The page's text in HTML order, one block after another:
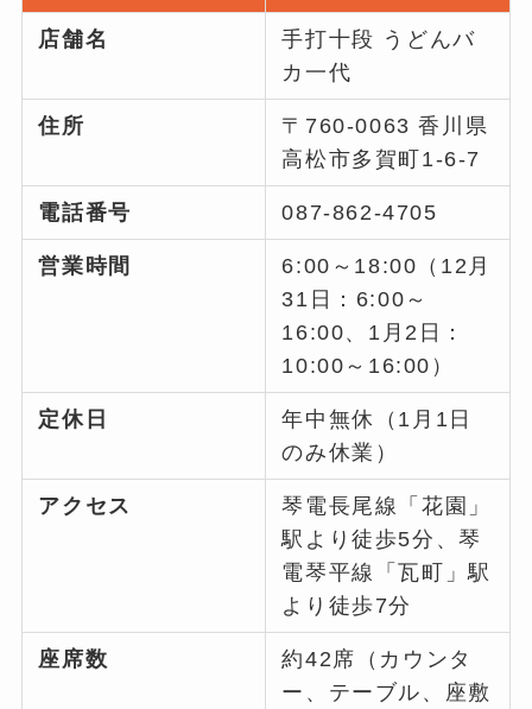
店舗名
手打十段 うどんバ
カ一代
住所
〒760-0063 香川県
高松市多賀町1-6-7
電話番号 087-862-4705
営業時間
6:00～18:00（12月
31日：6:00～
16:00、1月2日：
10:00～16:00）
定休日
年中無休（1月1日
のみ休業）
アクセス
琴電長尾線「花園」
駅より徒歩5分、琴
電琴平線「瓦町」駅
より徒歩7分
座席数
約42席（カウンタ
ー、テーブル、座敷